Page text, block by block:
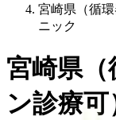
宮崎県（循
ニック
宮崎県（
ン診療可